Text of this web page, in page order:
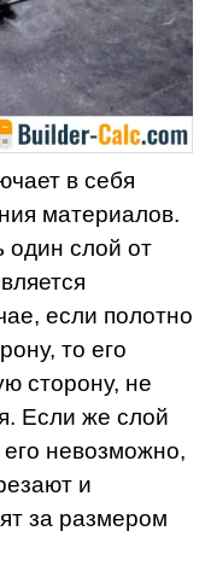
в себя
материалов.
один слой от
если полотно
то его
сторону, не
Если же слой
невозможно,
и
за размером